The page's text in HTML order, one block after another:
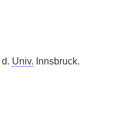
Univ. Innsbruck.